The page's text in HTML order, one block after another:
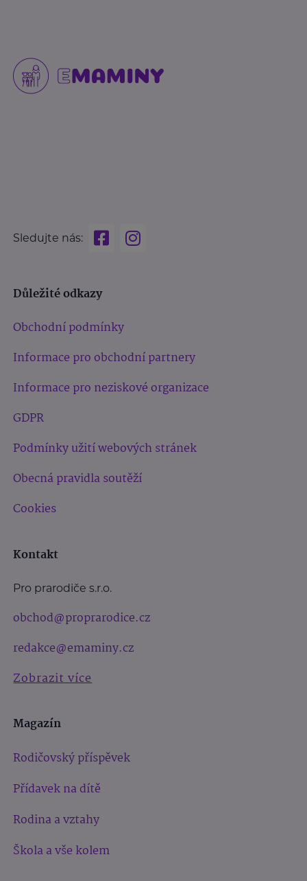
Sledujte nás:
Důležité odkazy
Obchodní podmínky
Informace pro obchodní partnery
Informace pro neziskové organizace
GDPR
Podmínky užití webových stránek
Obecná pravidla soutěží
Cookies
Kontakt
Pro prarodiče s.r.o.
obchod@proprarodice.cz
redakce@emaminy.cz
Zobrazit více
Magazín
Rodičovský příspěvek
Přídavek na dítě
Rodina a vztahy
Škola a vše kolem